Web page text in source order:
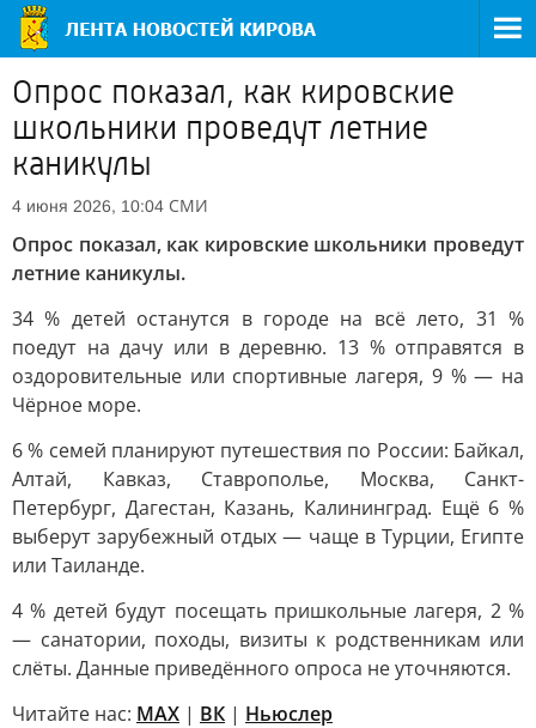
Опрос показал, как кировские
школьники проведут летние
каникулы
4 июня 2026, 10:04 СМИ
Опрос показал, как кировские школьники проведут
летние каникулы.
34 % детей останутся в городе на всё лето, 31 %
поедут на дачу или в деревню. 13 % отправятся в
оздоровительные или спортивные лагеря, 9 % — на
Чёрное море.
6 % семей планируют путешествия по России: Байкал,
Алтай, Кавказ, Ставрополье, Москва, Санкт-
Петербург, Дагестан, Казань, Калининград. Ещё 6 %
выберут зарубежный отдых — чаще в Турции, Египте
или Таиланде.
4 % детей будут посещать пришкольные лагеря, 2 %
— санатории, походы, визиты к родственникам или
слёты. Данные приведённого опроса не уточняются.
Читайте нас: MAX | ВК | Ньюслер